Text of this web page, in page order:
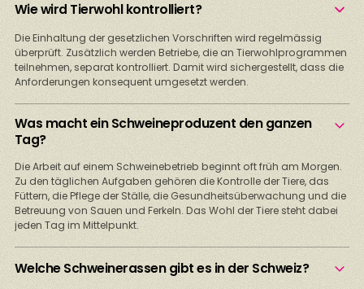
Wie wird Tierwohl kontrolliert?
Die Einhaltung der gesetzlichen Vorschriften wird regelmässig
überprüft. Zusätzlich werden Betriebe, die an Tierwohlprogrammen
teilnehmen, separat kontrolliert. Damit wird sichergestellt, dass die
Anforderungen konsequent umgesetzt werden.
Was macht ein Schweineproduzent den ganzen
Tag?
Die Arbeit auf einem Schweinebetrieb beginnt oft früh am Morgen.
Zu den täglichen Aufgaben gehören die Kontrolle der Tiere, das
Füttern, die Pflege der Ställe, die Gesundheitsüberwachung und die
Betreuung von Sauen und Ferkeln. Das Wohl der Tiere steht dabei
jeden Tag im Mittelpunkt.
Welche Schweinerassen gibt es in der Schweiz?